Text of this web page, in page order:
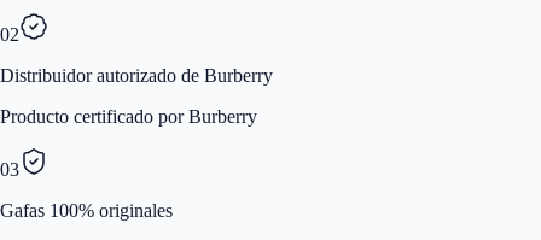
02
Distribuidor autorizado de Burberry
Producto certificado por Burberry
03
Gafas 100% originales